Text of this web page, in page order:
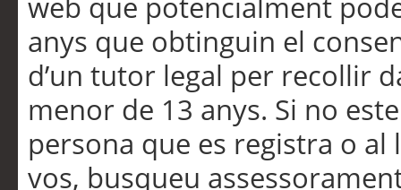
anys que obtinguin el
d’un tutor legal per recollir
menor de 13 anys. Si no
persona que es registra o
vos, busqueu